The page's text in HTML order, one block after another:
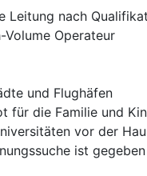
Leitung nach
Operateur
und Flughäfen
für die Familie und
vor der
ist gegeben